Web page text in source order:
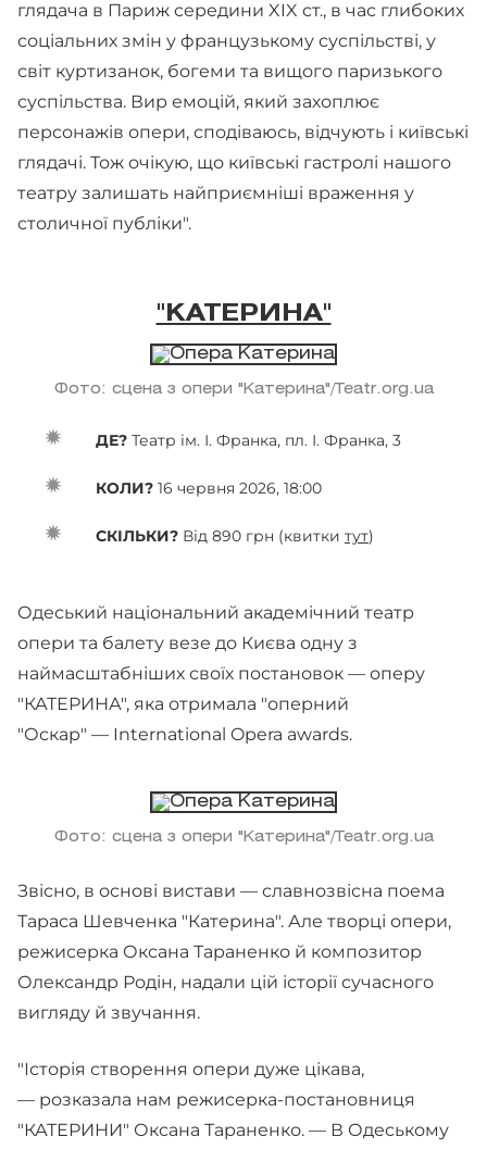
глядача в Париж середини XIX ст., в час глибоких
соціальних змін у французькому суспільстві, у
світ куртизанок, богеми та вищого паризького
суспільства. Вир емоцій, який захоплює
персонажів опери, сподіваюсь, відчують і київські
глядачі. Тож очікую, що київські гастролі нашого
театру залишать найприємніші враження у
столичної публіки".
"КАТЕРИНА"
Фото: сцена з опери "Катерина"/Teatr.org.ua
ДЕ? Театр ім. І. Франка, пл. І. Франка, 3
КОЛИ? 16 червня 2026, 18:00
СКІЛЬКИ? Від 890 грн (квитки тут)
Одеський національний академічний театр
опери та балету везе до Києва одну з
наймасштабніших своїх постановок — оперу
"КАТЕРИНА", яка отримала "оперний
"Оскар" — International Opera awards.
Фото: сцена з опери "Катерина"/Teatr.org.ua
Звісно, в основі вистави — славнозвісна поема
Тараса Шевченка "Катерина". Але творці опери,
режисерка Оксана Тараненко й композитор
Олександр Родін, надали цій історії сучасного
вигляду й звучання.
"Історія створення опери дуже цікава,
— розказала нам режисерка-постановниця
"КАТЕРИНИ" Оксана Тараненко. — В Одеському